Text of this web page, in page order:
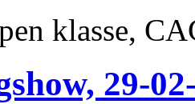
klasse,
29-